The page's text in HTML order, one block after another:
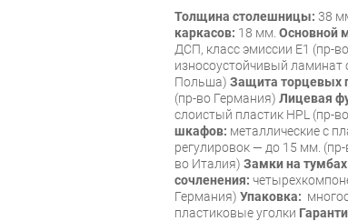
Толщина столешницы: 38
каркасов: 18 мм. Основной
ДСП, класс эмиссии Е1 (пр-
износоустойчивый
Польша) Защита торцевых
(пр-во Германия) Лицевая
слоистый пластик HPL (пр-
шкафов: металлические с
регулировок — до 15 мм.
во Италия) Замки на
сочленения:
Германия) Упаковка:
пластиковые уголки